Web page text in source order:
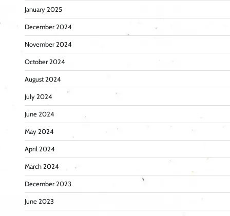
January 2025
December 2024
November 2024
October 2024
August 2024
July 2024
June 2024
May 2024
April 2024
March 2024
December 2023
June 2023